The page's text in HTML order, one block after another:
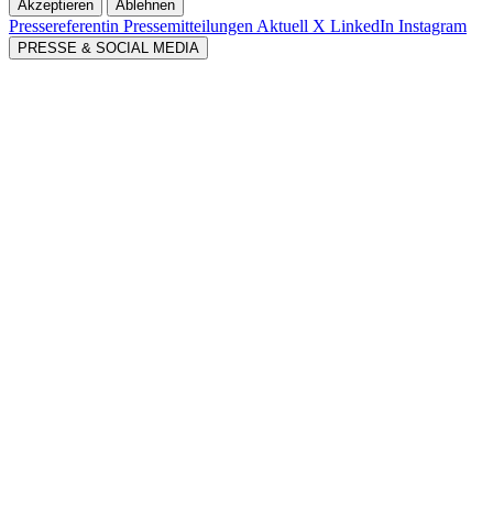
Akzeptieren Ablehnen
Pressereferentin Pressemitteilungen Aktuell X LinkedIn Instagram
PRESSE & SOCIAL MEDIA